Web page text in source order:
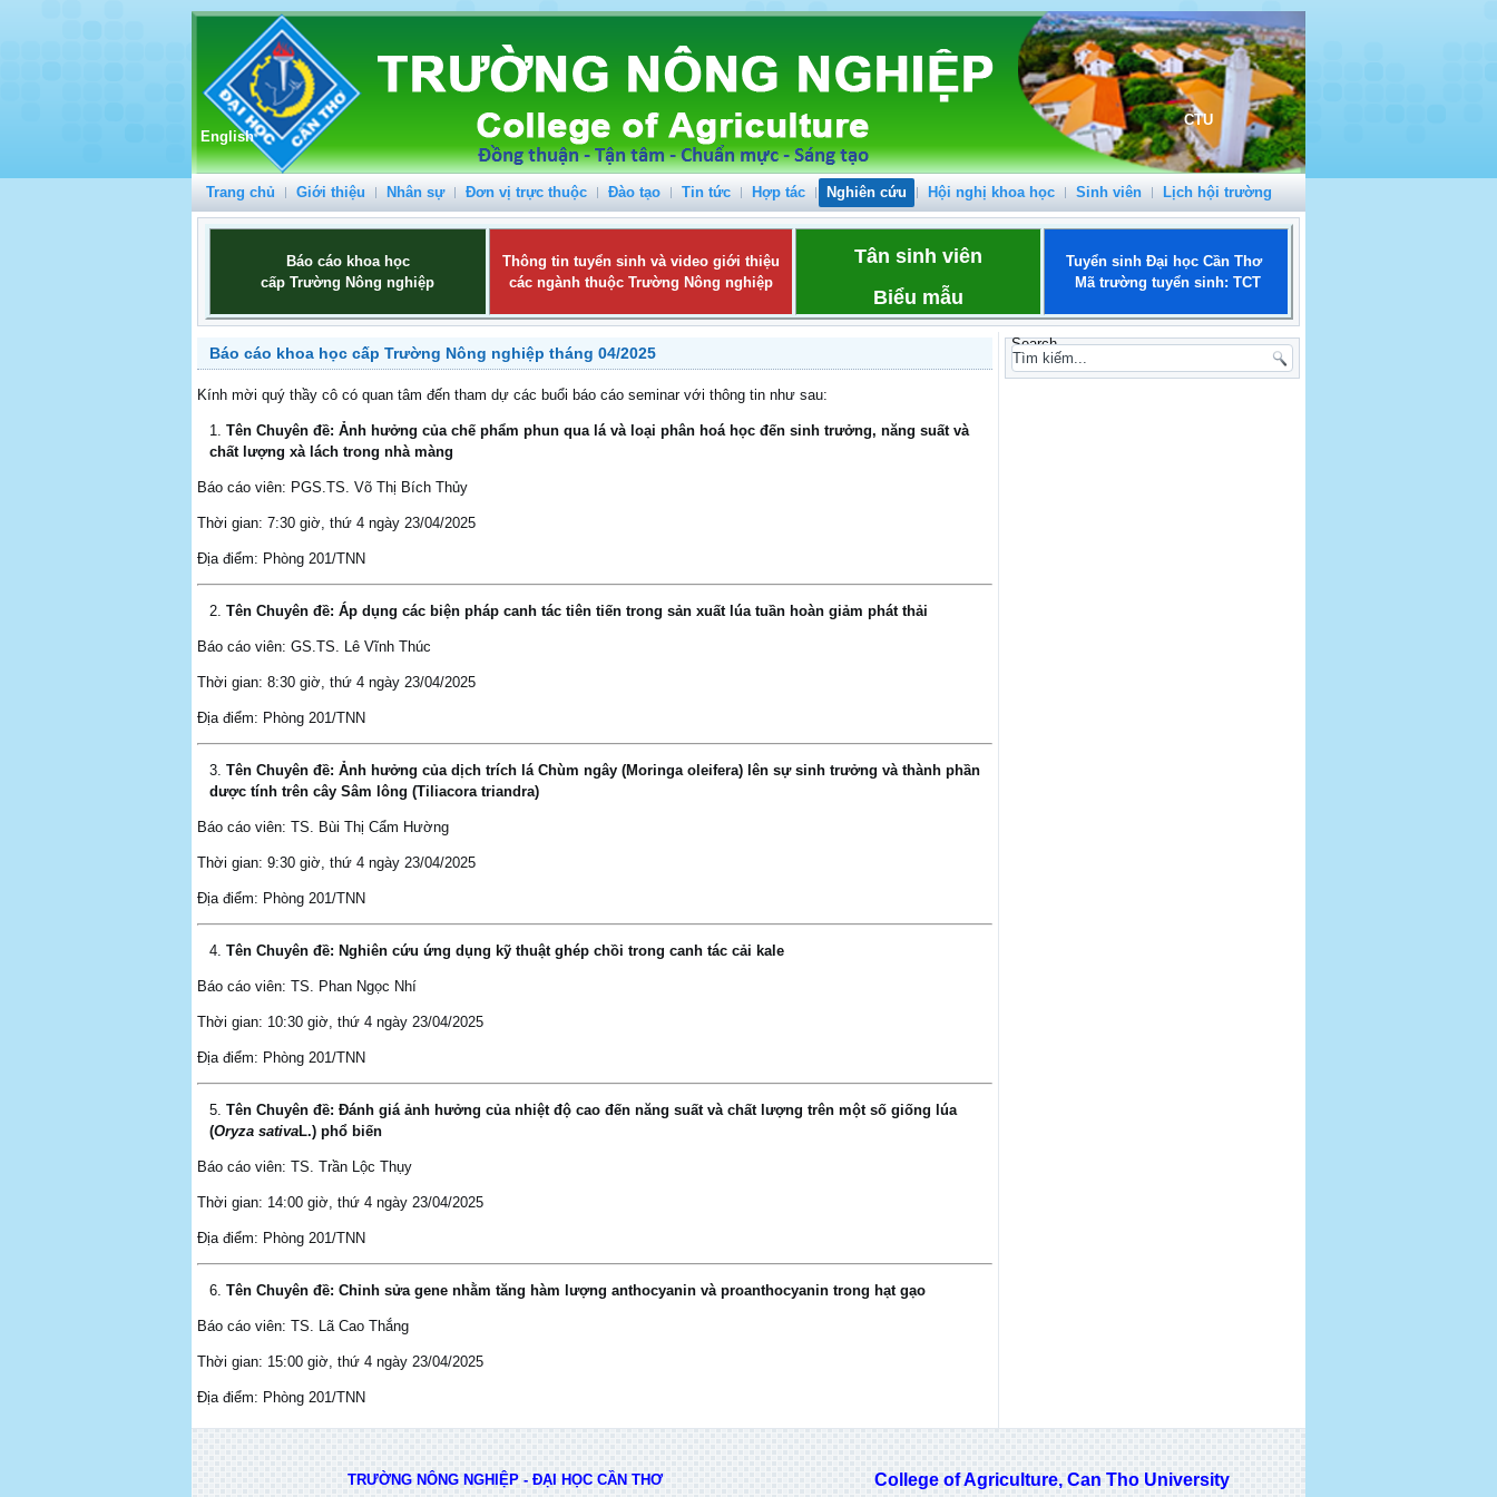
CTU
English
Trang chủ Giới thiệu Nhân sự Đơn vị trực thuộc Đào tạo Tin tức Hợp tác Nghiên cứu Hội nghị khoa học Sinh viên Lịch hội trường
Báo cáo khoa học
cấp Trường Nông nghiệp
Thông tin tuyển sinh và video giới thiệu
các ngành thuộc Trường Nông nghiệp
Tân sinh viên
Biểu mẫu
Tuyển sinh Đại học Cần Thơ
Mã trường tuyển sinh: TCT
Báo cáo khoa học cấp Trường Nông nghiệp tháng 04/2025
Kính mời quý thầy cô có quan tâm đến tham dự các buổi báo cáo seminar với thông tin như sau:
Tên Chuyên đề: Ảnh hưởng của chế phẩm phun qua lá và loại phân hoá học đến sinh trưởng, năng suất và
chất lượng xà lách trong nhà màng
Báo cáo viên: PGS.TS. Võ Thị Bích Thủy
Thời gian: 7:30 giờ, thứ 4 ngày 23/04/2025
Địa điểm: Phòng 201/TNN
Tên Chuyên đề: Áp dụng các biện pháp canh tác tiên tiến trong sản xuất lúa tuần hoàn giảm phát thải
Báo cáo viên: GS.TS. Lê Vĩnh Thúc
Thời gian: 8:30 giờ, thứ 4 ngày 23/04/2025
Địa điểm: Phòng 201/TNN
Tên Chuyên đề: Ảnh hưởng của dịch trích lá Chùm ngây (Moringa oleifera) lên sự sinh trưởng và thành phần
dược tính trên cây Sâm lông (Tiliacora triandra)
Báo cáo viên: TS. Bùi Thị Cẩm Hường
Thời gian: 9:30 giờ, thứ 4 ngày 23/04/2025
Địa điểm: Phòng 201/TNN
Tên Chuyên đề: Nghiên cứu ứng dụng kỹ thuật ghép chồi trong canh tác cải kale
Báo cáo viên: TS. Phan Ngọc Nhí
Thời gian: 10:30 giờ, thứ 4 ngày 23/04/2025
Địa điểm: Phòng 201/TNN
Tên Chuyên đề: Đánh giá ảnh hưởng của nhiệt độ cao đến năng suất và chất lượng trên một số giống lúa
(Oryza sativaL.) phổ biến
Báo cáo viên: TS. Trần Lộc Thụy
Thời gian: 14:00 giờ, thứ 4 ngày 23/04/2025
Địa điểm: Phòng 201/TNN
Tên Chuyên đề: Chỉnh sửa gene nhằm tăng hàm lượng anthocyanin và proanthocyanin trong hạt gạo
Báo cáo viên: TS. Lã Cao Thắng
Thời gian: 15:00 giờ, thứ 4 ngày 23/04/2025
Địa điểm: Phòng 201/TNN
Search
TRƯỜNG NÔNG NGHIỆP - ĐẠI HỌC CẦN THƠ
College of Agriculture, Can Tho University